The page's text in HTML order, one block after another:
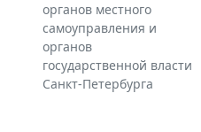
органов местного
самоуправления и
органов
государственной власти
Санкт-Петербурга